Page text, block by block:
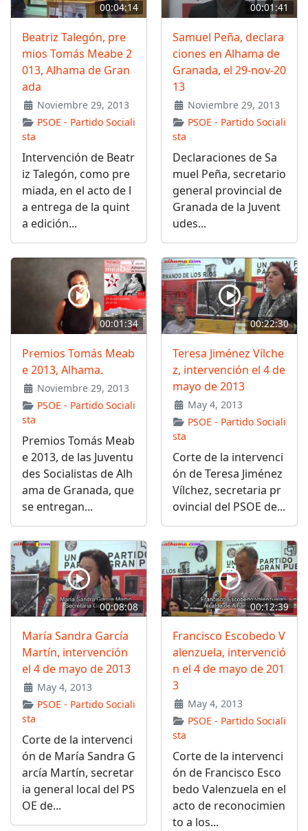
00:04:14
Beatriz Talegón, pre
mios Tomás Meabe 2
013, Alhama de Gran
ada
Noviembre 29, 2013
PSOE - Partido Sociali
sta
Intervención de Beatr
iz Talegón, como pre
miada, en el acto de l
a entrega de la quint
a edición...
00:01:41
Samuel Peña, declara
ciones en Alhama de
Granada, el 29-nov-20
13
Noviembre 29, 2013
PSOE - Partido Sociali
sta
Declaraciones de Sa
muel Peña, secretario
general provincial de
Granada de la Juvent
udes...
00:01:34
Premios Tomás Meab
e 2013, Alhama.
Noviembre 29, 2013
PSOE - Partido Sociali
sta
Premios Tomás Meab
e 2013, de las Juventu
des Socialistas de Alh
ama de Granada, que
se entregan...
00:22:30
Teresa Jiménez Vílche
z, intervención el 4 de
mayo de 2013
May 4, 2013
PSOE - Partido Sociali
sta
Corte de la intervenci
ón de Teresa Jiménez
Vílchez, secretaria pr
ovincial del PSOE de...
00:08:08
María Sandra García
Martín, intervención
el 4 de mayo de 2013
May 4, 2013
PSOE - Partido Sociali
sta
Corte de la intervenci
ón de María Sandra G
arcía Martín, secretar
ia general local del PS
OE de...
00:12:39
Francisco Escobedo V
alenzuela, intervenció
n el 4 de mayo de 201
3
May 4, 2013
PSOE - Partido Sociali
sta
Corte de la intervenci
ón de Francisco Esco
bedo Valenzuela en el
acto de reconocimien
to a los...